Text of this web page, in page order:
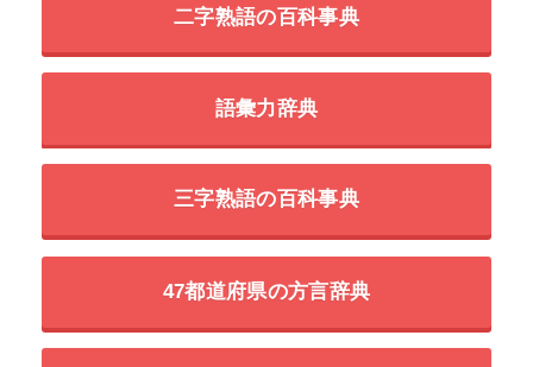
二字熟語の百科事典
語彙力辞典
三字熟語の百科事典
47都道府県の方言辞典